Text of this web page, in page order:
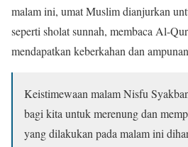
malam ini, umat Muslim dianjurkan
seperti sholat sunnah, membaca Al-
mendapatkan keberkahan dan
Keistimewaan malam Nisfu
bagi kita untuk merenung dan
yang dilakukan pada malam ini